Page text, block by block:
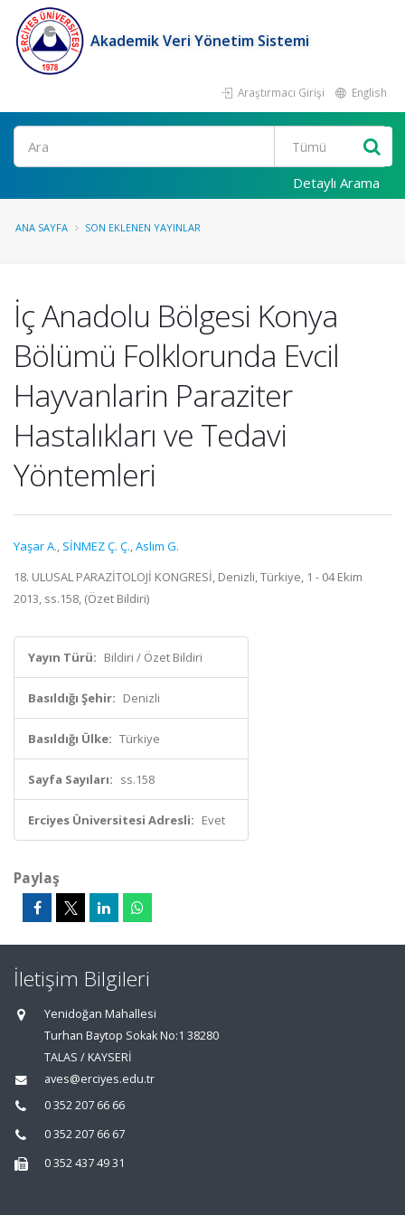
Akademik Veri Yönetim Sistemi
Araştırmacı Girişi English
Ara
Detaylı Arama
ANA SAYFA SON EKLENEN YAYINLAR
İç Anadolu Bölgesi Konya
Bölümü Folklorunda Evcil
Hayvanlarin Paraziter
Hastalıkları ve Tedavi
Yöntemleri
Yaşar A., SİNMEZ Ç. Ç.,Aslım G.
18. ULUSAL PARAZİTOLOJİ KONGRESİ, Denizli, Türkiye, 1 - 04 Ekim
2013, ss.158, (Özet Bildiri)
Yayın Türü: Bildiri / Özet Bildiri
Basıldığı Şehir: Denizli
Basıldığı Ülke: Türkiye
Sayfa Sayıları: ss.158
Erciyes Üniversitesi Adresli: Evet
Paylaş
İletişim Bilgileri
Yenidoğan Mahallesi
Turhan Baytop Sokak No:1 38280
TALAS / KAYSERİ
aves@erciyes.edu.tr
0 352 207 66 66
0 352 207 66 67
0 352 437 49 31